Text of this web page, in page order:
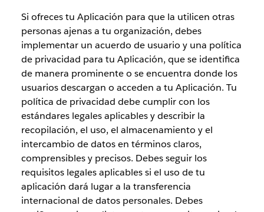
Si ofreces tu Aplicación para que la utilicen otras
personas ajenas a tu organización, debes
implementar un acuerdo de usuario y una política
de privacidad para tu Aplicación, que se identifica
de manera prominente o se encuentra donde los
usuarios descargan o acceden a tu Aplicación. Tu
política de privacidad debe cumplir con los
estándares legales aplicables y describir la
recopilación, el uso, el almacenamiento y el
intercambio de datos en términos claros,
comprensibles y precisos. Debes seguir los
requisitos legales aplicables si el uso de tu
aplicación dará lugar a la transferencia
internacional de datos personales. Debes